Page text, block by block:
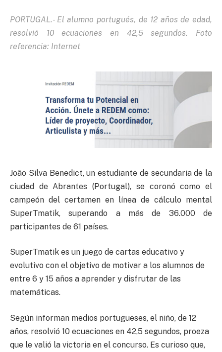
PORTUGAL.- El alumno portugués, de 12 años de edad,
resolvió 10 ecuaciones en 42,5 segundos. Foto
referencia: Internet
João Silva Benedict, un estudiante de secundaria de la
ciudad de Abrantes (Portugal), se coronó como el
campeón del certamen en línea de cálculo mental
SuperTmatik, superando a más de 36.000 de
participantes de 61 países.
SuperTmatik es un juego de cartas educativo y
evolutivo con el objetivo de motivar a los alumnos de
entre 6 y 15 años a aprender y disfrutar de las
matemáticas.
Según informan medios portugueses, el niño, de 12
años, resolvió 10 ecuaciones en 42,5 segundos, proeza
que le valió la victoria en el concurso. Es curioso que,